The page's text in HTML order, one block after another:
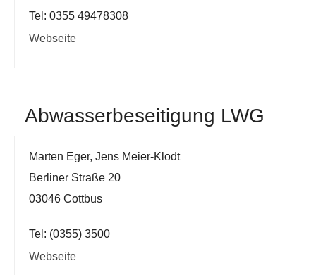
Tel: 0355 49478308
Webseite
Abwasserbeseitigung LWG
Marten Eger, Jens Meier-Klodt
Berliner Straße 20
03046 Cottbus
Tel: (0355) 3500
Webseite